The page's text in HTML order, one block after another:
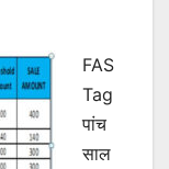
FAS
Tag
पांच
साल